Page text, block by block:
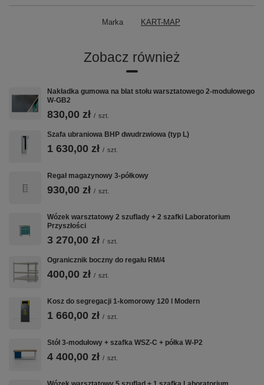
Marka KART-MAP
Zobacz również
Nakładka gumowa na blat stołu warsztatowego 2-modułowego
W-GB2
830,00 zł / szt.
Szafa ubraniowa BHP dwudrzwiowa (typ L)
1 630,00 zł / szt.
Regał magazynowy 3-półkowy
930,00 zł / szt.
Wózek warsztatowy 2 szuflady + 2 szafki Laboratorium
Przyszłości
3 270,00 zł / szt.
Ogranicznik boczny do regału RM/4
400,00 zł / szt.
Kosz do segregacji 1-komorowy 120 l Modern
1 660,00 zł / szt.
Stół 3-modułowy + szafka WSZ-C + półka W-P2
4 400,00 zł / szt.